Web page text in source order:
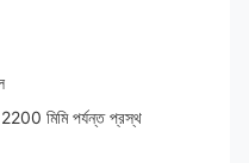
2200 মিমি পর্যন্ত প্রস্থ